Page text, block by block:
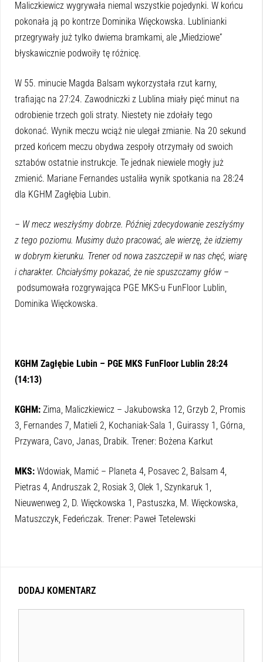
Maliczkiewicz wygrywała niemal wszystkie pojedynki. W końcu
pokonała ją po kontrze Dominika Więckowska. Lublinianki
przegrywały już tylko dwiema bramkami, ale „Miedziowe”
błyskawicznie podwoiły tę różnicę.
W 55. minucie Magda Balsam wykorzystała rzut karny,
trafiając na 27:24. Zawodniczki z Lublina miały pięć minut na
odrobienie trzech goli straty. Niestety nie zdołały tego
dokonać. Wynik meczu wciąż nie ulegał zmianie. Na 20 sekund
przed końcem meczu obydwa zespoły otrzymały od swoich
sztabów ostatnie instrukcje. Te jednak niewiele mogły już
zmienić. Mariane Fernandes ustaliła wynik spotkania na 28:24
dla KGHM Zagłębia Lubin.
– W mecz weszłyśmy dobrze. Później zdecydowanie zeszłyśmy
z tego poziomu. Musimy dużo pracować, ale wierzę, że idziemy
w dobrym kierunku. Trener od nowa zaszczepił w nas chęć, wiarę
i charakter. Chciałyśmy pokazać, że nie spuszczamy głów –
podsumowała rozgrywająca PGE MKS-u FunFloor Lublin,
Dominika Więckowska.
KGHM Zagłębie Lubin – PGE MKS FunFloor Lublin 28:24
(14:13)
KGHM: Zima, Maliczkiewicz – Jakubowska 12, Grzyb 2, Promis
3, Fernandes 7, Matieli 2, Kochaniak-Sala 1, Guirassy 1, Górna,
Przywara, Cavo, Janas, Drabik. Trener: Bożena Karkut
MKS: Wdowiak, Mamić – Planeta 4, Posavec 2, Balsam 4,
Pietras 4, Andruszak 2, Rosiak 3, Olek 1, Szynkaruk 1,
Nieuwenweg 2, D. Więckowska 1, Pastuszka, M. Więckowska,
Matuszczyk, Fedeńczak. Trener: Paweł Tetelewski
DODAJ KOMENTARZ